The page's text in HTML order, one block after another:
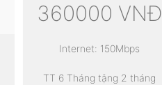
360000 VNĐ
Internet: 150Mbps
TT 6 Tháng tặng 2 tháng